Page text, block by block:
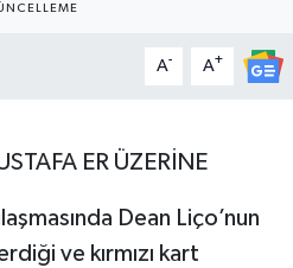
A- A+
ER ÜZERİNE
Dean Liço’nun
ve kırmızı kart